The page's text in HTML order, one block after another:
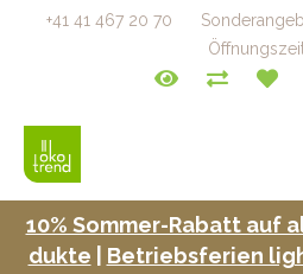
+41 41 467 20 70
10% Som­mer-Rabatt auf
duk­te
Betrieb­s­fe­rien